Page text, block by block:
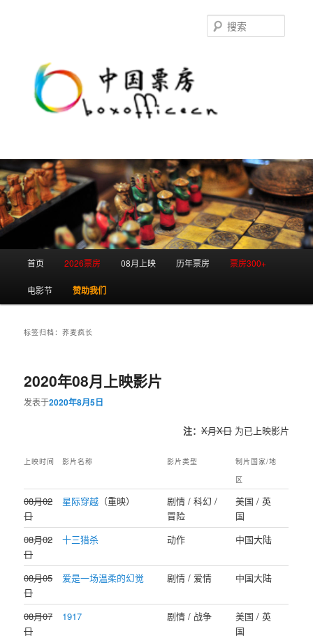
首页 2026票房 08月上映 历年票房 票房300+
电影节 赞助我们
标签归档：荞麦疯长
2020年08月上映影片
发表于2020年8月5日
注： X月X日为已上映影片
上映时间 影片名称 影片类型
制片国家/地
区
08月02
日
星际穿越 （重映）
剧情 / 科幻 /
冒险
美国 / 英
国
08月02
日
十三猎杀 动作 中国大陆
08月05
日
爱是一场温柔的幻觉 剧情 / 爱情 中国大陆
08月07
日
1917 剧情 / 战争
美国 / 英
国